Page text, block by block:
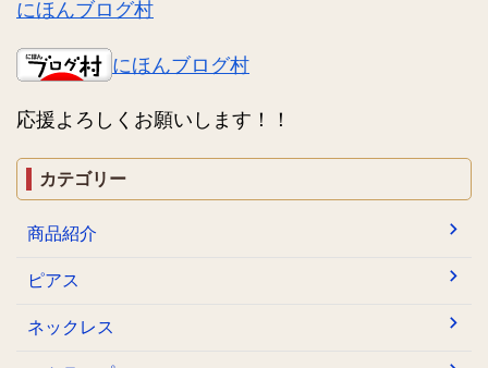
にほんブログ村
にほんブログ村
応援よろしくお願いします！！
カテゴリー
商品紹介
ピアス
ネックレス